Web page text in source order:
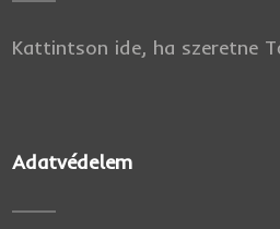
Kattintson ide, ha szeretne
Adatvédelem